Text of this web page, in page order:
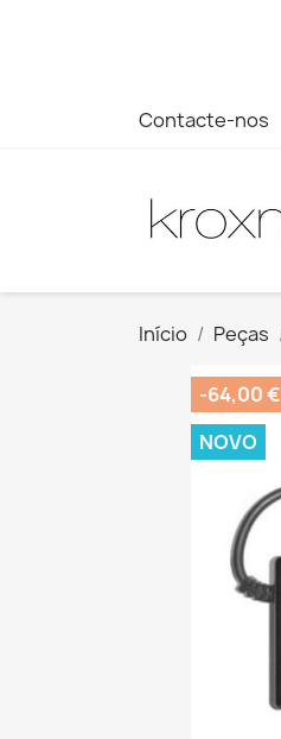
Contacte-nos
Início Peças
-64,00 €
NOVO